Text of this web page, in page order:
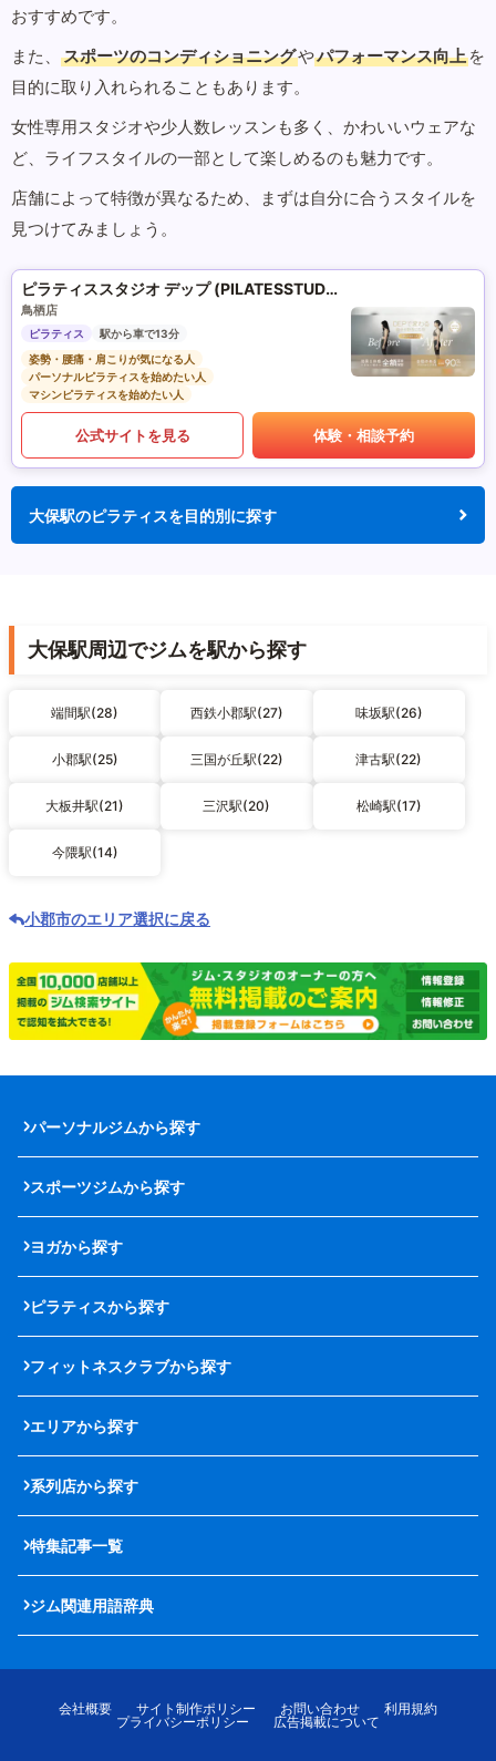
おすすめです。
また、
スポーツのコンディショニングやパフォーマンス向上 を
目的に取り入れられることもあります。
女性専用スタジオや少人数レッスンも多く、かわいいウェアな
ど、ライフスタイルの一部として楽しめるのも魅力です。
店舗によって特徴が異なるため、まずは自分に合うスタイルを
見つけてみましょう。
ピラティススタジオ デップ (PILATESSTUDIO DEP)
鳥栖店
ピラティス
駅から車で13分
姿勢・腰痛・肩こりが気になる人
パーソナルピラティスを始めたい人
マシンピラティスを始めたい人
公式サイトを見る 体験・相談予約
大保駅のピラティスを目的別に探す
大保駅周辺でジムを駅から探す
端間駅(28) 西鉄小郡駅(27) 味坂駅(26)
小郡駅(25) 三国が丘駅(22) 津古駅(22)
大板井駅(21) 三沢駅(20) 松崎駅(17)
今隈駅(14)
小郡市のエリア選択に戻る
パーソナルジムから探す
スポーツジムから探す
ヨガから探す
ピラティスから探す
フィットネスクラブから探す
エリアから探す
系列店から探す
特集記事一覧
ジム関連用語辞典
会社概要 サイト制作ポリシー お問い合わせ
利用規約
プライバシーポリシー
広告掲載について